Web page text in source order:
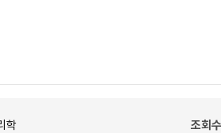
학
조회수